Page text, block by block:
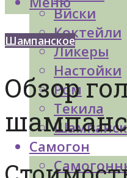
Виски
Коктейли
Ликеры
Настойки
Ром
Текила
Самогон
Шампанское
Обзор